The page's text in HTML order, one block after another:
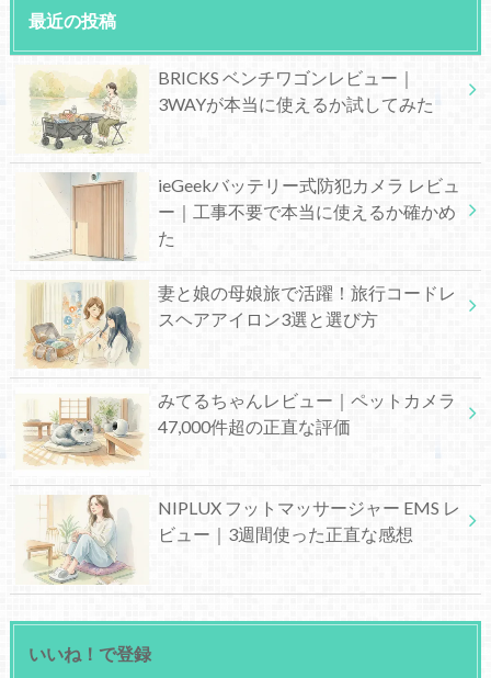
最近の投稿
BRICKS ベンチワゴンレビュー｜
3WAYが本当に使えるか試してみた
ieGeekバッテリー式防犯カメラ レビュ
ー｜工事不要で本当に使えるか確かめ
た
妻と娘の母娘旅で活躍！旅行コードレ
スヘアアイロン3選と選び方
みてるちゃんレビュー｜ペットカメラ
47,000件超の正直な評価
NIPLUX フットマッサージャー EMS レ
ビュー｜3週間使った正直な感想
いいね！で登録